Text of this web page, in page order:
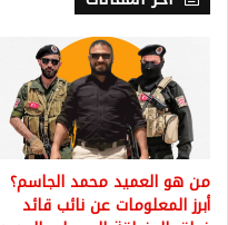
من هو العميد محمد الجاسم؟
أبرز المعلومات عن نائب قائد